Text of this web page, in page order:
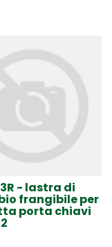
- lastra di
frangibile per
porta chiavi